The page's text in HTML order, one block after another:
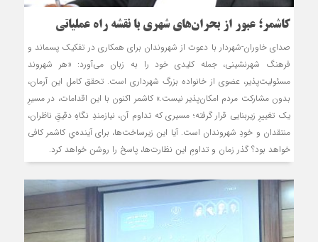
کاشمر؛ عبور از بحران‌های شهری با نقشه راه عملیاتی
صدای خاوران-شهردار با دعوت از شهروندان برای همکاری در تفکیک پسماند و
فرهنگ شهرنشینی، جمله کلیدی خود را به زبان می‌آورد: «هر شهروند
مسئولیت‌پذیر، عضوی از خانواده بزرگ شهرداری است. تحقق کامل این آرمان،
بدون مشارکت مردم امکان‌پذیر نیست.» کاشمر اکنون با این اقدامات، در مسیرِ
یک تغییرِ زیربنایی قرار گرفته؛ مسیری که تداوم آن، نیازمندِ نگاهِ دقیقِ ناظران،
منتقدان و خودِ شهروندان است. آیا این زیرساخت‌ها، برای آینده‌یِ کاشمر کافی
خواهد بود؟ گذر زمان و تداومِ این نظارت‌ها، پاسخ را روشن خواهد کرد.